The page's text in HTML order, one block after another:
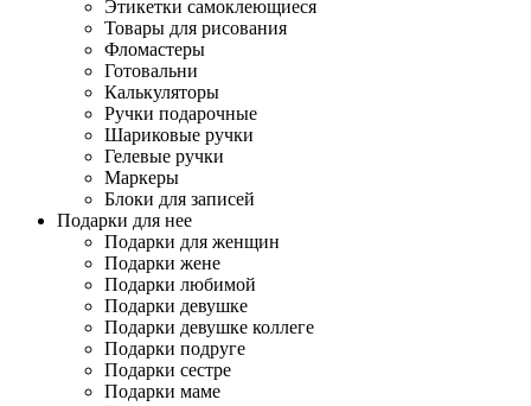
Этикетки самоклеющиеся
Товары для рисования
Фломастеры
Готовальни
Калькуляторы
Ручки подарочные
Шариковые ручки
Гелевые ручки
Маркеры
Блоки для записей
Подарки для нее
Подарки для женщин
Подарки жене
Подарки любимой
Подарки девушке
Подарки девушке коллеге
Подарки подруге
Подарки сестре
Подарки маме